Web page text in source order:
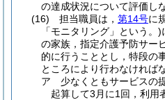
の達成状況について評価し
(16)
担当職員は， 第14号に
「モニタリング」という。)
の家族，指定介護予防サー
的に行うこととし，特段の
ところにより行わなければ
ア
少なくともサービスの
起算して3月に1回，利用